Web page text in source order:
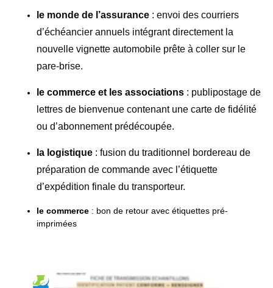
le monde de l’assurance : envoi des courriers
d’échéancier annuels intégrant directement la
nouvelle vignette automobile prête à coller sur le
pare-brise.
le commerce et les associations : publipostage de
lettres de bienvenue contenant une carte de fidélité
ou d’abonnement prédécoupée.
la logistique : fusion du traditionnel bordereau de
préparation de commande avec l’étiquette
d’expédition finale du transporteur.
le commerce : bon de retour avec étiquettes pré-
imprimées